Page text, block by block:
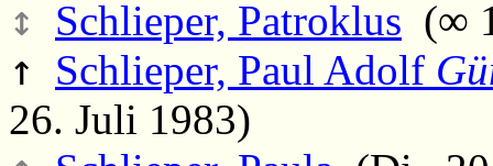
↕ Schlieper, Patroklus (∞
↑ Schlieper, Paul Adolf
26. Juli 1983)